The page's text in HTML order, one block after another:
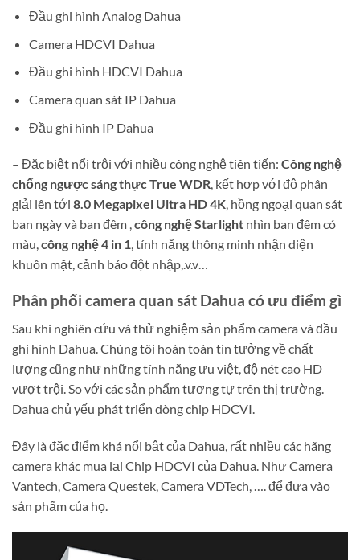
Đầu ghi hình Analog Dahua
Camera HDCVI Dahua
Đầu ghi hình HDCVI Dahua
Camera quan sát IP Dahua
Đầu ghi hình IP Dahua
– Đặc biệt nổi trội với nhiều công nghệ tiên tiến: Công nghệ
chống ngược sáng thựcTrue WDR, kết hợp với độ phân
giải lên tới 8.0 Megapixel Ultra HD 4K, hồng ngoại quan sát
ban ngày và ban đêm ,công nghệ Starlight nhìn ban đêm có
màu,công nghệ 4 in 1, tính năng thông minh nhận diện
khuôn mặt, cảnh báo đột nhập,.v.v…
Phân phối camera quan sát Dahua có ưu điểm gì
Sau khi nghiên cứu và thử nghiệm sản phẩm camera và đầu
ghi hình Dahua. Chúng tôi hoàn toàn tin tưởng về chất
lượng cũng như những tính năng ưu việt, độ nét cao HD
vượt trội. So với các sản phẩm tương tự trên thị trường.
Dahua chủ yếu phát triển dòng chip HDCVI.
Đây là đặc điểm khá nổi bật của Dahua, rất nhiều các hãng
camera khác mua lại Chip HDCVI của Dahua. Như Camera
Vantech, Camera Questek, Camera VDTech, …. để đưa vào
sản phẩm của họ.